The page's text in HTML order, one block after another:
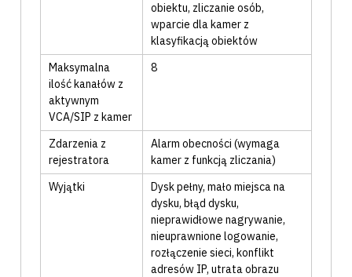
obiektu, zliczanie osób,
wparcie dla kamer z
klasyfikacją obiektów
Maksymalna
ilość kanałów z
aktywnym
VCA/SIP z kamer
8
Zdarzenia z
rejestratora
Alarm obecności (wymaga
kamer z funkcją zliczania)
Wyjątki
Dysk pełny, mało miejsca na
dysku, błąd dysku,
nieprawidłowe nagrywanie,
nieuprawnione logowanie,
rozłączenie sieci, konflikt
adresów IP, utrata obrazu